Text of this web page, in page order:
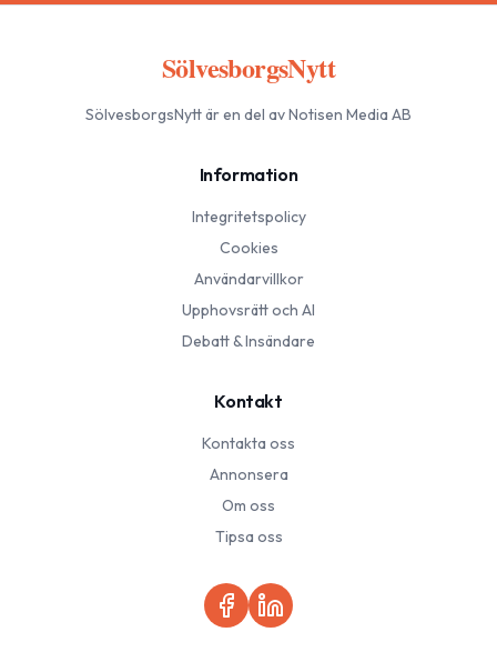
SölvesborgsNytt
SölvesborgsNyttär en del av Notisen Media AB
Information
Integritetspolicy
Cookies
Användarvillkor
Upphovsrätt och AI
Debatt & Insändare
Kontakt
Kontakta oss
Annonsera
Om oss
Tipsa oss